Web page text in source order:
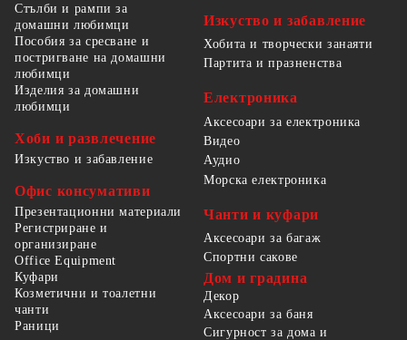
Стълби и рампи за
домашни любимци
Пособия за сресване и
постригване на домашни
любимци
Изделия за домашни
любимци
Хоби и развлечение
Изкуство и забавление
Офис консумативи
Презентационни материали
Регистриране и
организиране
Office Equipment
Изкуство и забавление
Хобита и творчески занаяти
Партита и празненства
Електроника
Аксесоари за електроника
Видео
Аудио
Морска електроника
Чанти и куфари
Аксесоари за багаж
Спортни сакове
Куфари
Козметични и тоалетни
чанти
Раници
Дом и градина
Декор
Аксесоари за баня
Сигурност за дома и